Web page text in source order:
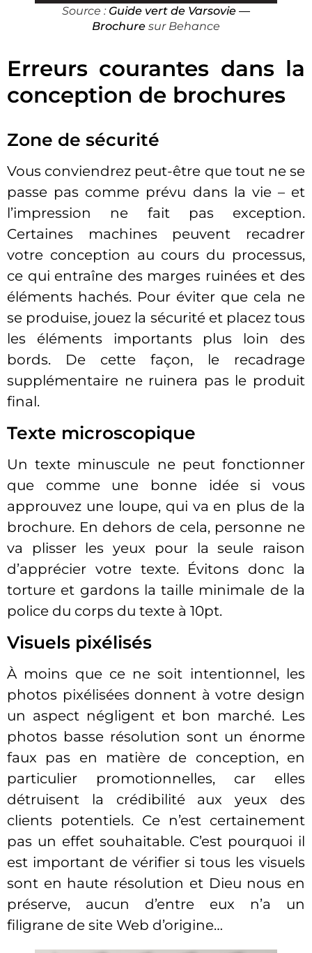
Source : Guide vert de Varsovie —
Brochure sur Behance
Erreurs courantes dans la
conception de brochures
Zone de sécurité
Vous conviendrez peut-être que tout ne se
passe pas comme prévu dans la vie – et
l’impression ne fait pas exception.
Certaines machines peuvent recadrer
votre conception au cours du processus,
ce qui entraîne des marges ruinées et des
éléments hachés. Pour éviter que cela ne
se produise, jouez la sécurité et placez tous
les éléments importants plus loin des
bords. De cette façon, le recadrage
supplémentaire ne ruinera pas le produit
final.
Texte microscopique
Un texte minuscule ne peut fonctionner
que comme une bonne idée si vous
approuvez une loupe, qui va en plus de la
brochure. En dehors de cela, personne ne
va plisser les yeux pour la seule raison
d’apprécier votre texte. Évitons donc la
torture et gardons la taille minimale de la
police du corps du texte à 10pt.
Visuels pixélisés
À moins que ce ne soit intentionnel, les
photos pixélisées donnent à votre design
un aspect négligent et bon marché. Les
photos basse résolution sont un énorme
faux pas en matière de conception, en
particulier promotionnelles, car elles
détruisent la crédibilité aux yeux des
clients potentiels. Ce n’est certainement
pas un effet souhaitable. C’est pourquoi il
est important de vérifier si tous les visuels
sont en haute résolution et Dieu nous en
préserve, aucun d’entre eux n’a un
filigrane de site Web d’origine…